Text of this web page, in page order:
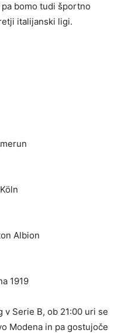
bomo tudi športno
italijanski ligi.
Albion
1919
v Serie B, ob 21:00 uri se
Modena in pa gostujoče